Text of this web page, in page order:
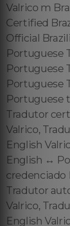
Valrico m
Certified
Official
Portuguese
Portuguese
Portuguese
Portuguese
Tradutor
Valrico,
English
English ↔️
credenciado
Tradutor
Valrico,
English